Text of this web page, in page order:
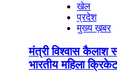
खेल
प्रदेश
मुख्य ख़बर
मंत्री विश्वास कैलाश
भारतीय महिला